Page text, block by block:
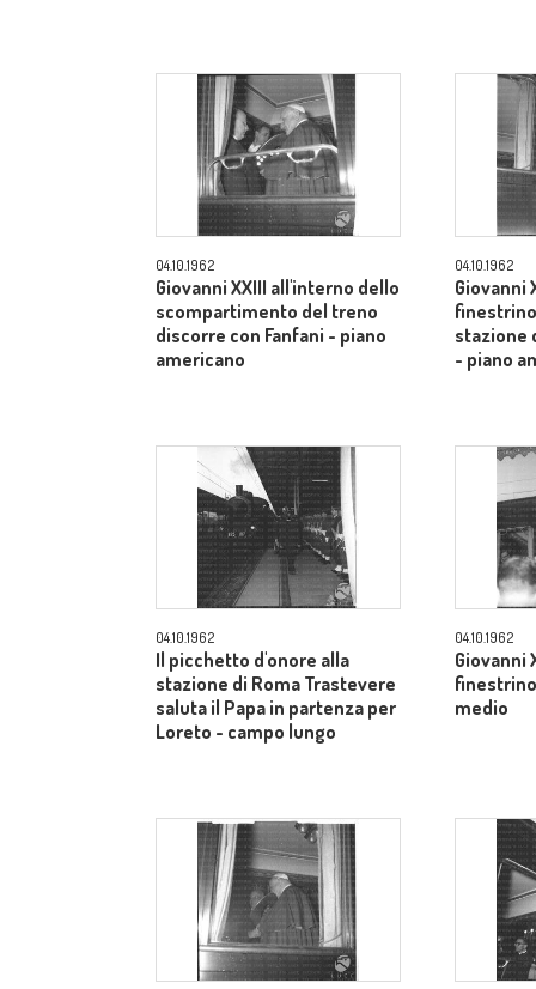
04.10.1962
Giovanni XXIII all'interno dello
scompartimento del treno
discorre con Fanfani - piano
americano
04.10.1962
Giovanni
stazione
- piano
04.10.1962
Il picchetto d'onore alla
stazione di Roma Trastevere
saluta il Papa in partenza per
Loreto - campo lungo
04.10.1962
Giovanni
medio